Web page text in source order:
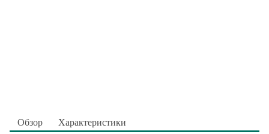
Обзор Характеристики